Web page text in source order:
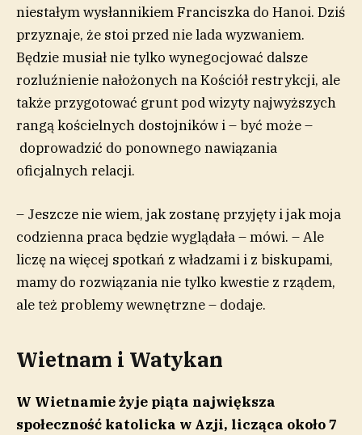
niestałym wysłannikiem Franciszka do Hanoi. Dziś
przyznaje, że stoi przed nie lada wyzwaniem.
Będzie musiał nie tylko wynegocjować dalsze
rozluźnienie nałożonych na Kościół restrykcji, ale
także przygotować grunt pod wizyty najwyższych
rangą kościelnych dostojników i – być może –
doprowadzić do ponownego nawiązania
oficjalnych relacji.
– Jeszcze nie wiem, jak zostanę przyjęty i jak moja
codzienna praca będzie wyglądała – mówi. – Ale
liczę na więcej spotkań z władzami i z biskupami,
mamy do rozwiązania nie tylko kwestie z rządem,
ale też problemy wewnętrzne – dodaje.
Wietnam i Watykan
W Wietnamie żyje piąta największa
społeczność katolicka w Azji, licząca około 7